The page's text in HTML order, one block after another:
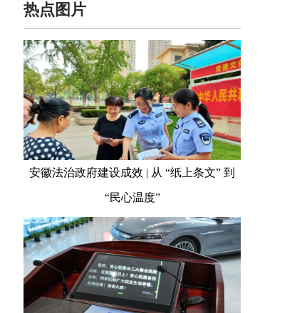
热点图片
安徽法治政府建设成效 | 从 “纸上条文” 到
“民心温度”